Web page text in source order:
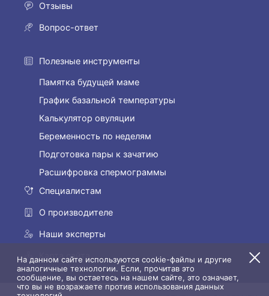
Отзывы
Вопрос-ответ
Полезные инструменты
Памятка будущей маме
График базальной температуры
Калькулятор овуляции
Беременность по неделям
Подготовка пары к зачатию
Расшифровка спермограммы
Специалистам
О производителе
Наши эксперты
Карта сайта
На данном сайте используются cookie-файлы и другие
аналогичные технологии. Если, прочитав это
сообщение, вы остаетесь на нашем сайте, это означает,
что вы не возражаете против использования данных